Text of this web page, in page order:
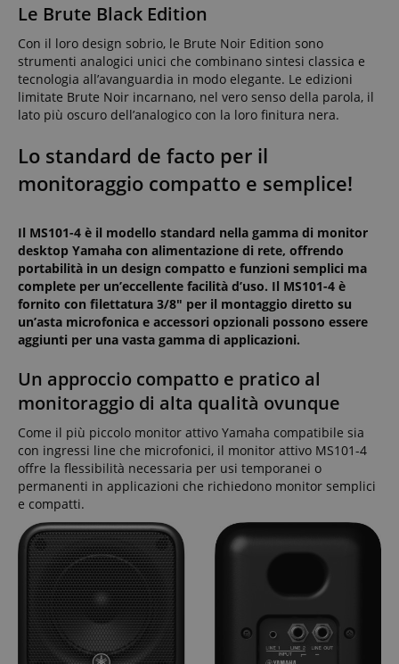
Le Brute Black Edition
Con il loro design sobrio, le Brute Noir Edition sono
strumenti analogici unici che combinano sintesi classica e
tecnologia all’avanguardia in modo elegante. Le edizioni
limitate Brute Noir incarnano, nel vero senso della parola, il
lato più oscuro dell’analogico con la loro finitura nera.
Lo standard de facto per il
monitoraggio compatto e semplice!
Il MS101-4 è il modello standard nella gamma di monitor
desktop Yamaha con alimentazione di rete, offrendo
portabilità in un design compatto e funzioni semplici ma
complete per un’eccellente facilità d’uso. Il MS101-4 è
fornito con filettatura 3/8" per il montaggio diretto su
un’asta microfonica e accessori opzionali possono essere
aggiunti per una vasta gamma di applicazioni.
Un approccio compatto e pratico al
monitoraggio di alta qualità ovunque
Come il più piccolo monitor attivo Yamaha compatibile sia
con ingressi line che microfonici, il monitor attivo MS101-4
offre la flessibilità necessaria per usi temporanei o
permanenti in applicazioni che richiedono monitor semplici
e compatti.